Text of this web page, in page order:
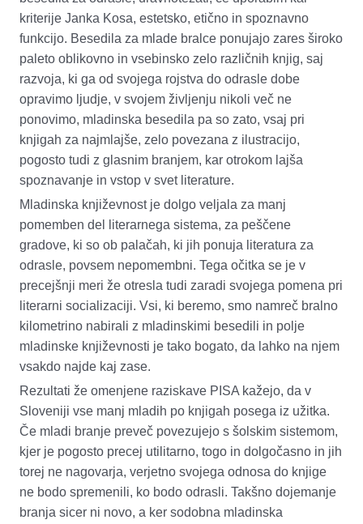
kriterije Janka Kosa, estetsko, etično in spoznavno
funkcijo. Besedila za mlade bralce ponujajo zares široko
paleto oblikovno in vsebinsko zelo različnih knjig, saj
razvoja, ki ga od svojega rojstva do odrasle dobe
opravimo ljudje, v svojem življenju nikoli več ne
ponovimo, mladinska besedila pa so zato, vsaj pri
knjigah za najmlajše, zelo povezana z ilustracijo,
pogosto tudi z glasnim branjem, kar otrokom lajša
spoznavanje in vstop v svet literature.
Mladinska književnost je dolgo veljala za manj
pomemben del literarnega sistema, za peščene
gradove, ki so ob palačah, ki jih ponuja literatura za
odrasle, povsem nepomembni. Tega očitka se je v
precejšnji meri že otresla tudi zaradi svojega pomena pri
literarni socializaciji. Vsi, ki beremo, smo namreč bralno
kilometrino nabirali z mladinskimi besedili in polje
mladinske književnosti je tako bogato, da lahko na njem
vsakdo najde kaj zase.
Rezultati že omenjene raziskave PISA kažejo, da v
Sloveniji vse manj mladih po knjigah posega iz užitka.
Če mladi branje preveč povezujejo s šolskim sistemom,
kjer je pogosto precej utilitarno, togo in dolgočasno in jih
torej ne nagovarja, verjetno svojega odnosa do knjige
ne bodo spremenili, ko bodo odrasli. Takšno dojemanje
branja sicer ni novo, a ker sodobna mladinska